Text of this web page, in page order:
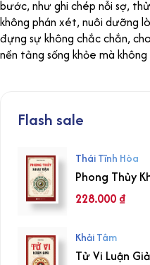
bước, như ghi chép nỗi sợ,
không phán xét, nuôi dưỡng
đựng sự không chắc chắn,
nền tảng sống khỏe mà
Flash sale
Thái Tĩnh Hòa
Phong Thủy
228.000₫
Khải Tâm
Tử Vi Luận